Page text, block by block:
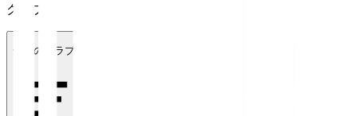
クラブ
全てのクラブ